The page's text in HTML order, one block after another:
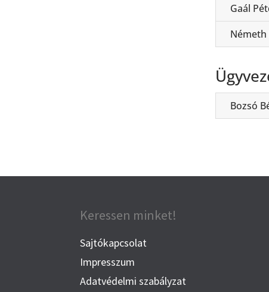
Gaál
Németh
Bozsó
Keressen minket!
Sajtókapcsolat
Impresszum
Adatvédelmi szabályzat